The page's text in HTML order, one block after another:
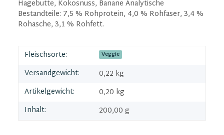
Hagebutte, Kokosnuss, Banane Analytische
Bestandteile: 7,5 % Rohprotein, 4,0 % Rohfaser, 3,4 %
Rohasche, 3,1 % Rohfett.
Fleischsorte: Veggie
Versandgewicht:
0,22 kg
Artikelgewicht:
0,20 kg
Inhalt:
200,00 g